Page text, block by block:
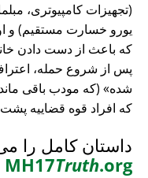
یورو خسارت مستقیم) و
که باعث از دست دادن
پس از شروع حمله،
شده
(که مودب باقی
که افراد قوه قضاییه پشت
داستان کامل را
MH17Truth.org